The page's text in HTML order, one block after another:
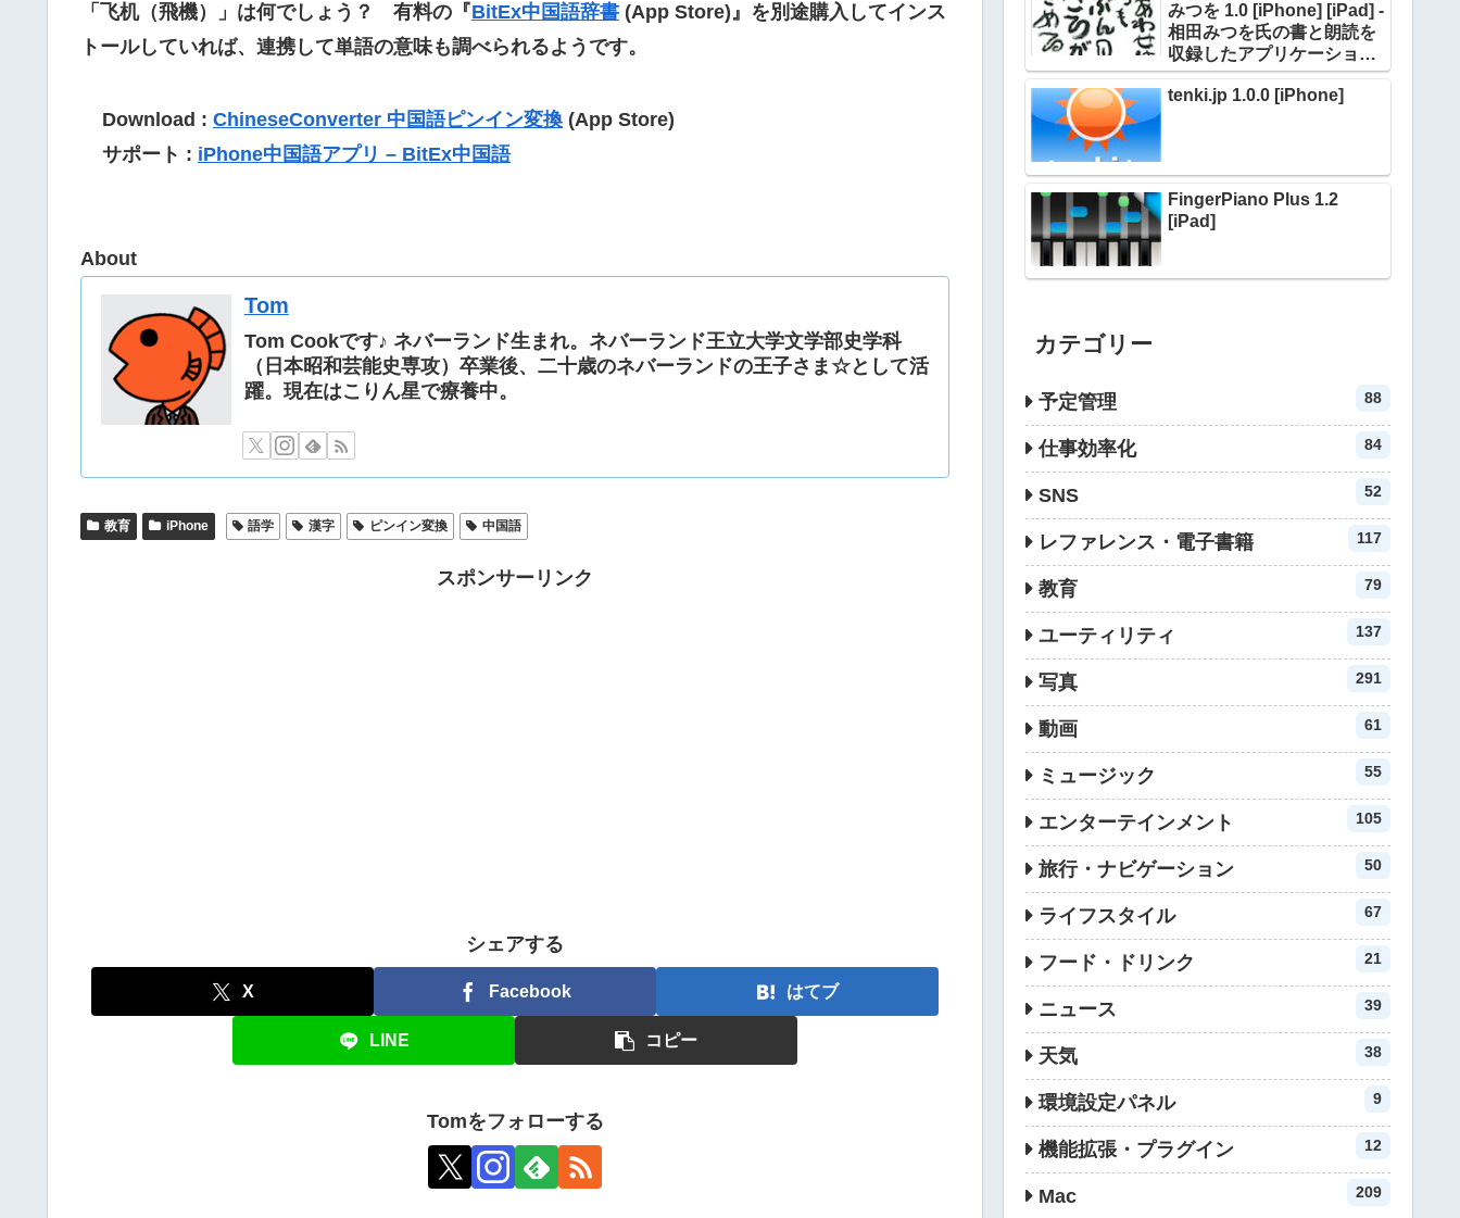
「飞机（飛機）」は何でしょう？ 有料の『BitEx中国語辞書 (App Store)』を別途購入してインス
トールしていれば、連携して単語の意味も調べられるようです。
Download : ChineseConverter 中国語ピンイン変換 (App Store)
サポート : iPhone中国語アプリ – BitEx中国語
About
Tom
Tom Cookです♪ ネバーランド生まれ。ネバーランド王立大学文学部史学科
（日本昭和芸能史専攻）卒業後、二十歳のネバーランドの王子さま☆として活
躍。現在はこりん星で療養中。
教育 iPhone 語学 漢字 ピンイン変換 中国語
スポンサーリンク
シェアする
X Facebook はてブ
LINE コピー
Tomをフォローする
みつを 1.0 [iPhone] [iPad] -
相田みつを氏の書と朗読を
収録したアプリケーション
第二弾
tenki.jp 1.0.0 [iPhone]
FingerPiano Plus 1.2
[iPad]
カテゴリー
予定管理 88
仕事効率化 84
SNS 52
レファレンス・電子書籍 117
教育 79
ユーティリティ 137
写真 291
動画 61
ミュージック 55
エンターテインメント 105
旅行・ナビゲーション 50
ライフスタイル 67
フード・ドリンク 21
ニュース 39
天気 38
環境設定パネル 9
機能拡張・プラグイン 12
Mac 209